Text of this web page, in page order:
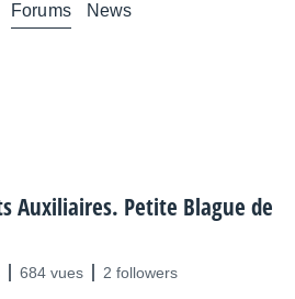
Forums News
Auxiliaires. Petite Blague de
684 vues 2 followers